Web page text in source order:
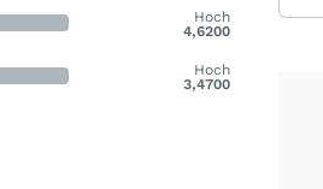
Hoch
4,6200
Hoch
3,4700